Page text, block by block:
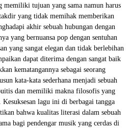
memiliki tujuan yang sama namun harus
yang tidak memihak memberikan
akhir sebuah hubungan dengan
yang bernuansa pop dengan sentuhan
yang sangat elegan dan tidak berlebihan
dapat diterima dengan sangat baik
kematangannya sebagai seorang
kata-kata sederhana menjadi sebuah
dan memiliki makna filosofis yang
lagu ini di berbagai tangga
bahwa kualitas literasi dalam sebuah
bagi pendengar musik yang cerdas di